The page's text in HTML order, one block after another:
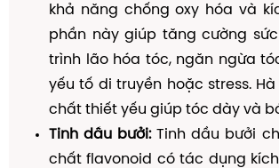
khả năng chống oxy hóa và
phần này giúp tăng cường
trình lão hóa tóc, ngăn ngừa
yếu tố di truyền hoặc stress.
chất thiết yếu giúp tóc dày và
Tinh dầu bưởi:Tinh dầu bưởi
chất flavonoid có tác dụng